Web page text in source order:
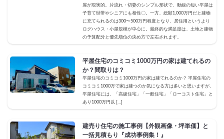
屋が現実的。片流れ・切妻のシンプル形状で、動線の短い平屋は
子育て世帯やシニアにも相性〇。一方、総額1,000万円だと建物
に充てられるのは300〜500万円程度となり、居住用というより
ログハウス・小屋規模が中心に。最終的な満足度は、土地と建物
の予算配分と優先順位の決め方で左右されます。
平屋住宅のコミコミ1000万円の家は建てれるの
か？間取りは？
平屋住宅のコミコミ1000万円の家は建てれるのか？ 平屋住宅の
コミコミ1000万で家は建つのか気になる方は多いと思いますが、
平屋住宅には、「高級住宅」「一般住宅」「ローコスト住宅」と
あり1000万円以 […]
建売り住宅の施工事例【外観画像・坪単価】と
一括見積もり『成功事例集！』